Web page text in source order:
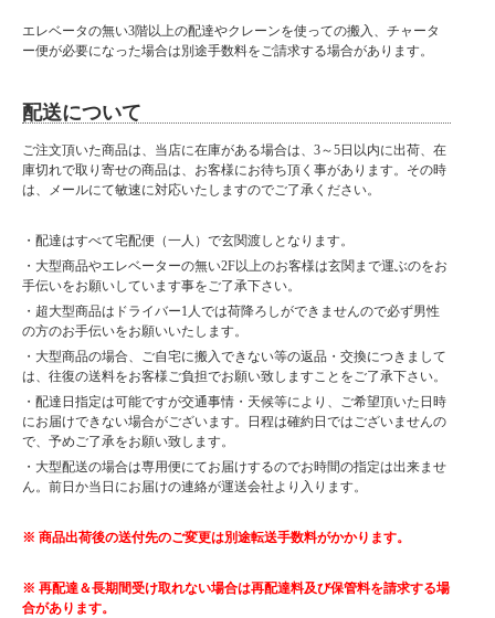
■納期表記について
エレベータの無い3階以上の配達やクレーンを使っての搬入、チャータ
ー便が必要になった場合は別途手数料をご請求する場合があります。
配送について
ご注文頂いた商品は、当店に在庫がある場合は、3～5日以内に出荷、在
庫切れで取り寄せの商品は、お客様にお待ち頂く事があります。その時
は、メールにて敏速に対応いたしますのでご了承ください。
・配達はすべて宅配便（一人）で玄関渡しとなります。
・大型商品やエレベーターの無い2F以上のお客様は玄関まで運ぶのをお
手伝いをお願いしています事をご了承下さい。
・超大型商品はドライバー1人では荷降ろしができませんので必ず男性
の方のお手伝いをお願いいたします。
・大型商品の場合、ご自宅に搬入できない等の返品・交換につきまして
は、往復の送料をお客様ご負担でお願い致しますことをご了承下さい。
・配達日指定は可能ですが交通事情・天候等により、ご希望頂いた日時
にお届けできない場合がございます。日程は確約日ではございませんの
で、予めご了承をお願い致します。
・大型配送の場合は専用便にてお届けするのでお時間の指定は出来ませ
ん。前日か当日にお届けの連絡が運送会社より入ります。
※ 商品出荷後の送付先のご変更は別途転送手数料がかかります。
※ 再配達＆長期間受け取れない場合は再配達料及び保管料を請求する場
合があります。